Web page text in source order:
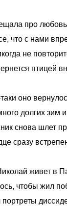
про
что с нами
не
птицей
оно
долгих зим
снова шлет
сразу
живет в
чтобы жил
портреты